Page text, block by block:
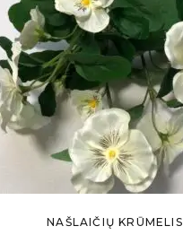
NAŠLAIČIŲ KRŪMELIS